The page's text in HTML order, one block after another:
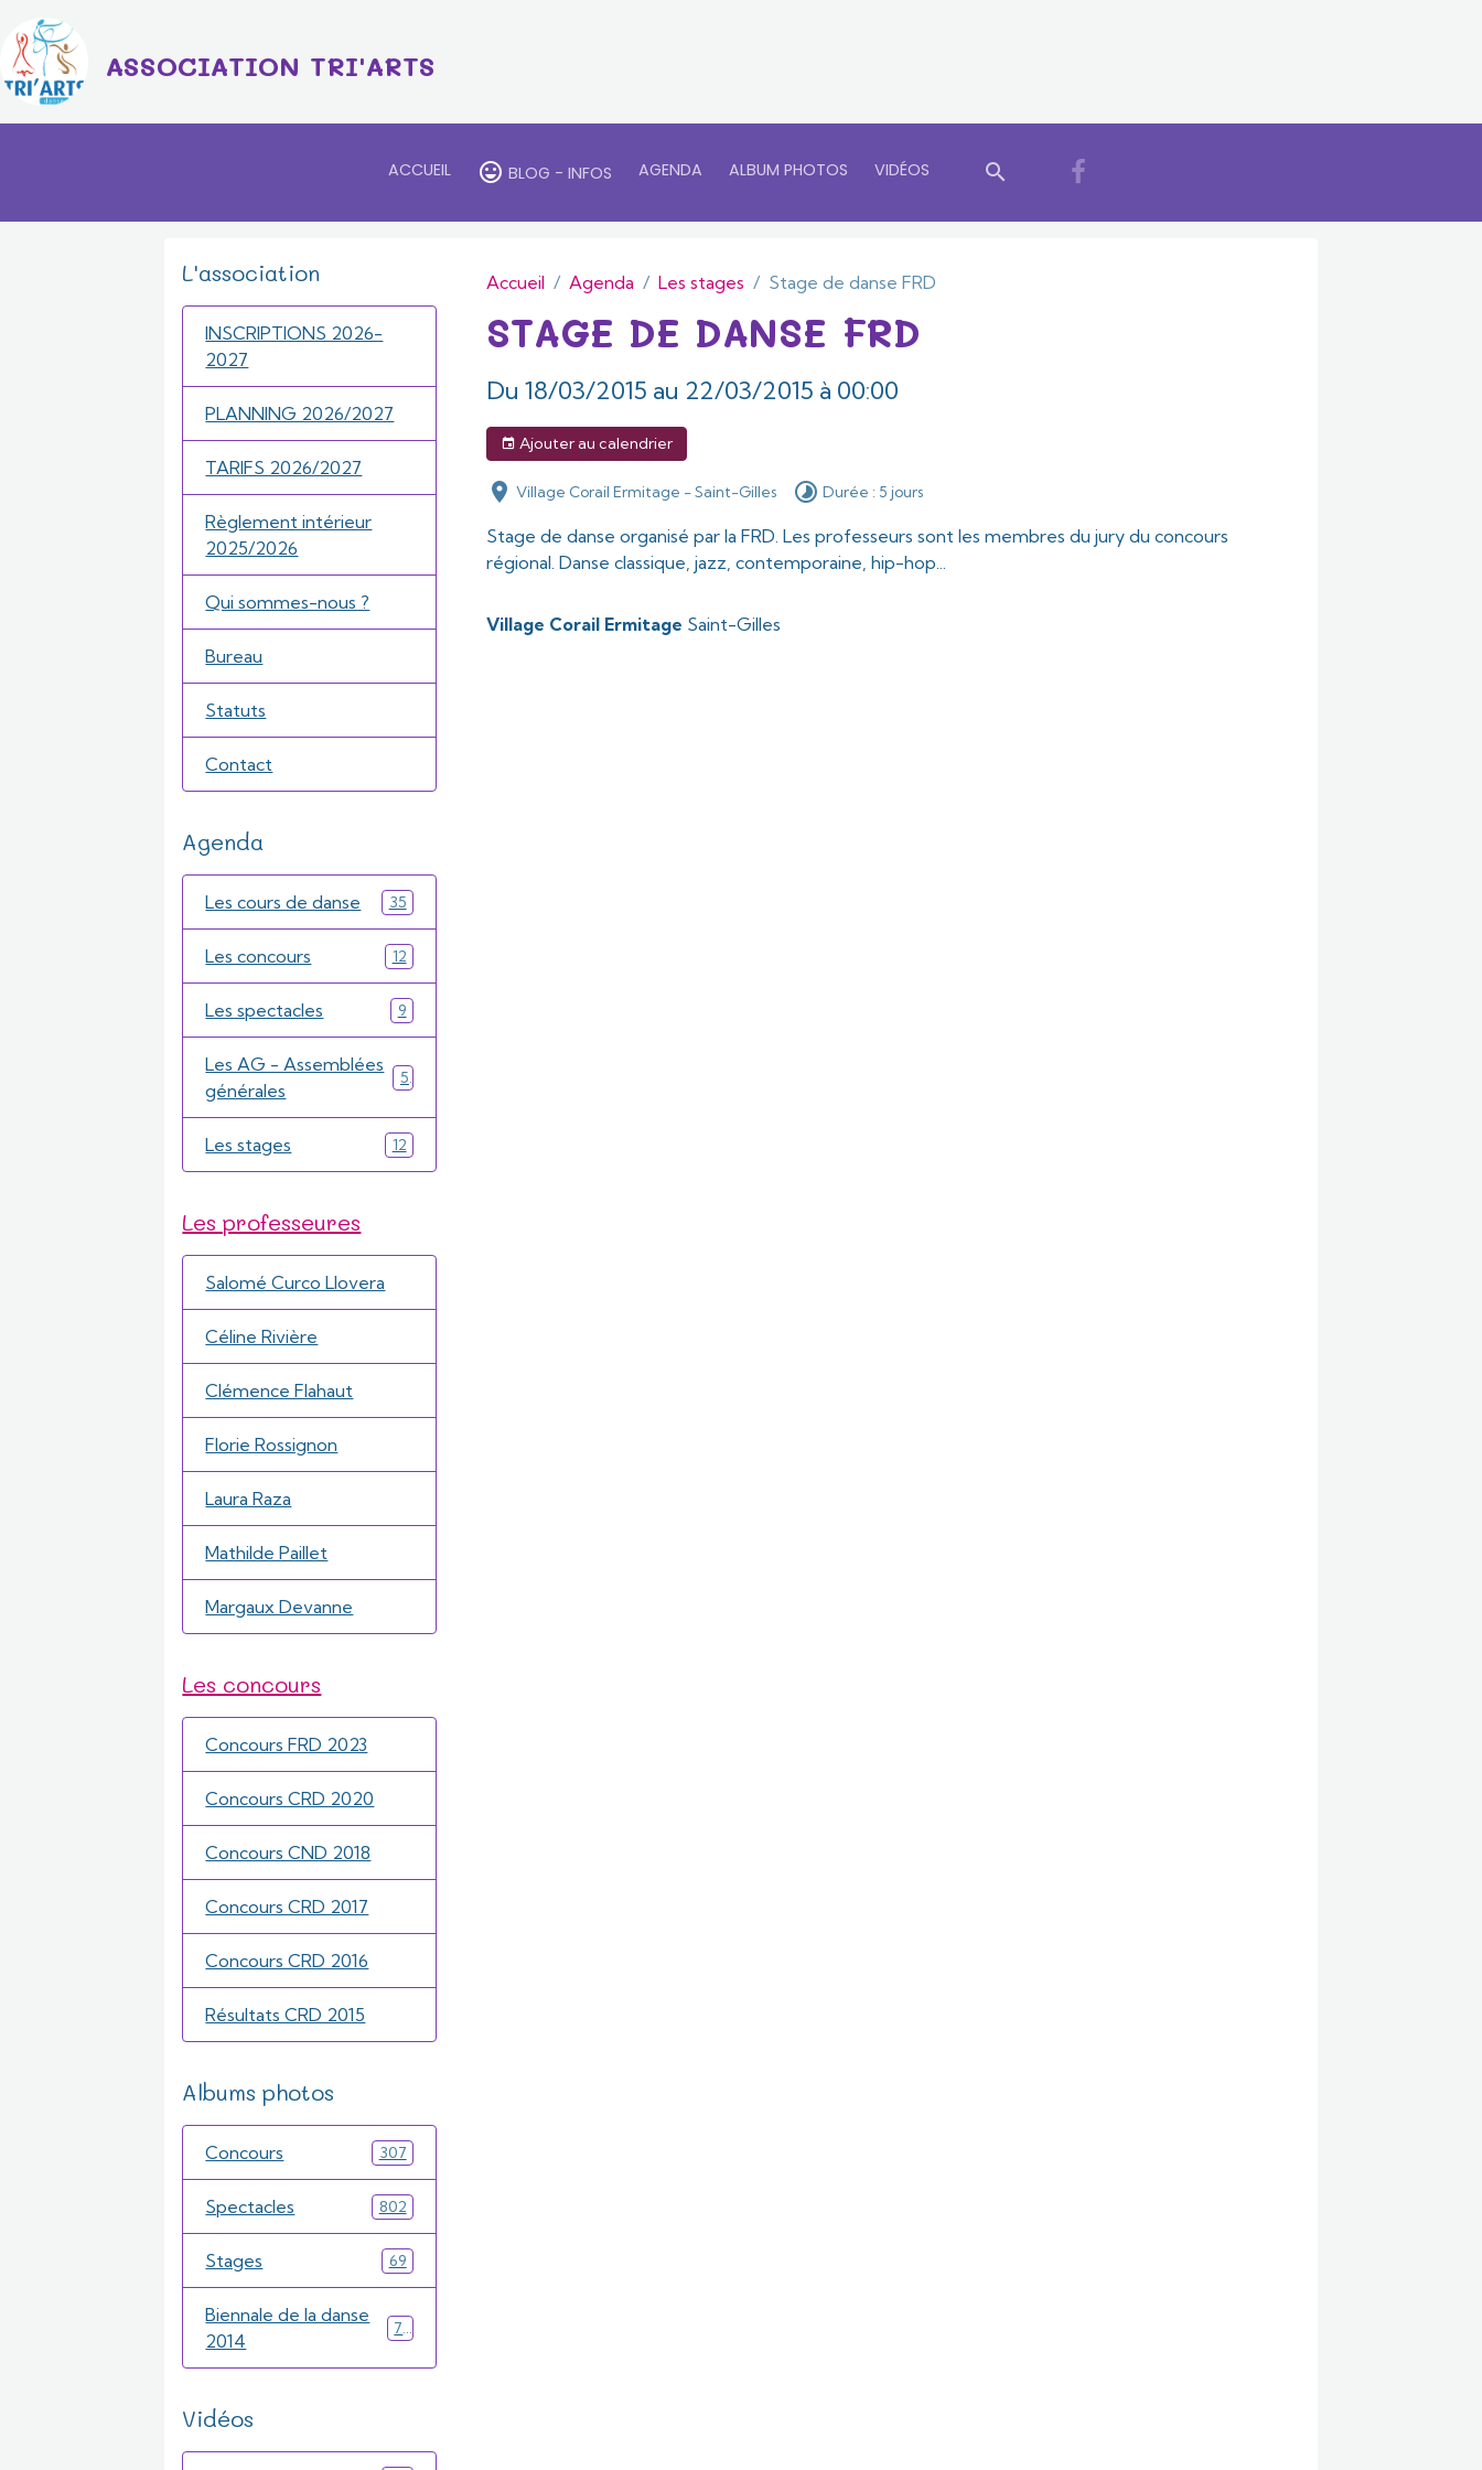
ASSOCIATION TRI'ARTS
ACCUEIL BLOG - INFOS AGENDA ALBUM PHOTOS VIDÉOS
Accueil Agenda Les stages Stage de danse FRD
STAGE DE DANSE FRD
Du 18/03/2015 au 22/03/2015 à 00:00
Ajouter au calendrier
Village Corail Ermitage - Saint-Gilles Durée : 5 jours
Stage de danse organisé par la FRD. Les professeurs sont les membres du jury du concours
régional. Danse classique, jazz, contemporaine, hip-hop...
Village Corail Ermitage Saint-Gilles
L'association
INSCRIPTIONS 2026-
2027
PLANNING 2026/2027
TARIFS 2026/2027
Règlement intérieur
2025/2026
Qui sommes-nous ?
Bureau
Statuts
Contact
Agenda
Les cours de danse 35
Les concours 12
Les spectacles 9
Les AG - Assemblées
générales
5
Les stages 12
Les professeures
Salomé Curco Llovera
Céline Rivière
Clémence Flahaut
Florie Rossignon
Laura Raza
Mathilde Paillet
Margaux Devanne
Les concours
Concours FRD 2023
Concours CRD 2020
Concours CND 2018
Concours CRD 2017
Concours CRD 2016
Résultats CRD 2015
Albums photos
Concours 307
Spectacles 802
Stages 69
Biennale de la danse
2014
71
Vidéos